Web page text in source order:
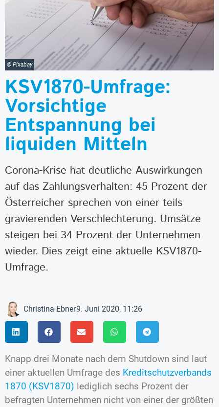
© Pixabay
KSV1870-Umfrage:
Vorsichtige
Entspannung bei
liquiden Mitteln
Corona-Krise hat deutliche Auswirkungen
auf das Zahlungsverhalten: 45 Prozent der
Österreicher sprechen von einer teils
gravierenden Verschlechterung. Umsätze
steigen bei 34 Prozent der Unternehmen
wieder. Dies zeigt eine aktuelle KSV1870-
Umfrage.
Christina Ebner9. Juni 2020, 11:26
Knapp drei Monate nach dem Shutdown sind laut
einer aktuellen Umfrage des Kreditschutzverbands
1870 (KSV1870) lediglich sechs Prozent der
befragten Unternehmen nicht von einer der größten